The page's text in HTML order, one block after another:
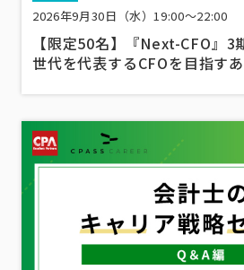
2026年9月30日（水）19:00～22:00
【限定50名】『Next-CFO』3
世代を代表するCFOを目指す